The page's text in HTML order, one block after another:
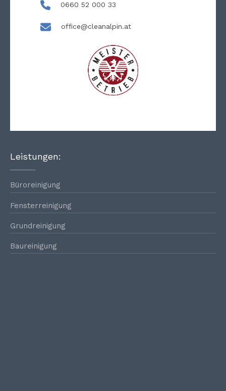
0660 52 000 33
office@cleanalpin.at
Leistungen:
Büroreinigung
Fensterreinigung
Grundreinigung
Baureinigung